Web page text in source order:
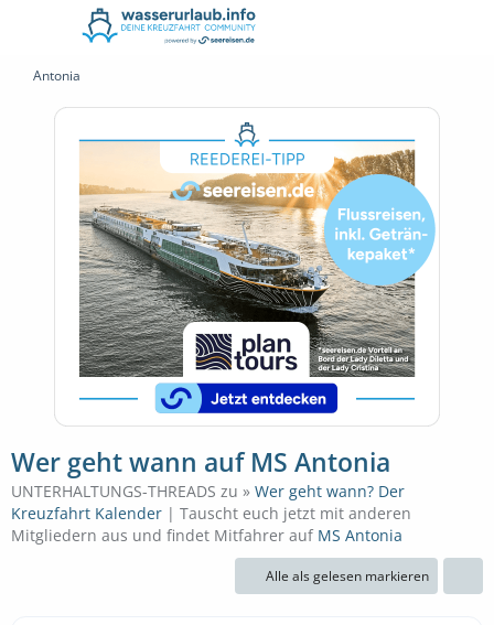
Antonia
Wer geht wann auf MS Antonia
UNTERHALTUNGS-THREADS zu » Wer geht wann? Der
Kreuzfahrt Kalender | Tauscht euch jetzt mit anderen
Mitgliedern aus und findet Mitfahrer auf MS Antonia
Alle als gelesen markieren